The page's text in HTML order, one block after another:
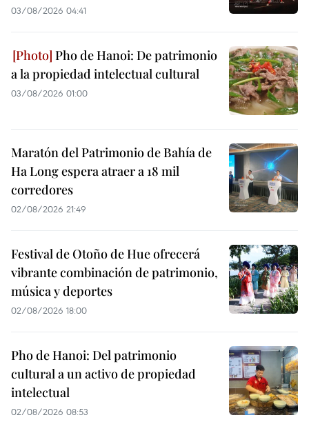
03/08/2026 04:41
Pho de Hanoi: De patrimonio
a la propiedad intelectual cultural
03/08/2026 01:00
Maratón del Patrimonio de Bahía de
Ha Long espera atraer a 18 mil
corredores
02/08/2026 21:49
Festival de Otoño de Hue ofrecerá
vibrante combinación de patrimonio,
música y deportes
02/08/2026 18:00
Pho de Hanoi: Del patrimonio
cultural a un activo de propiedad
intelectual
02/08/2026 08:53